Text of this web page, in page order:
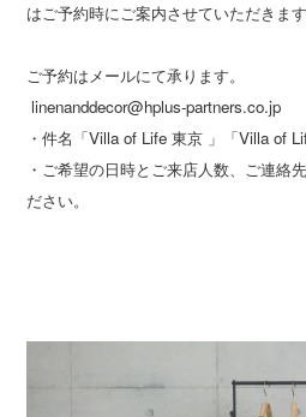
はご予約時にご案内させていただきます
ご予約はメールにて承ります。
linenanddecor@hplus-partners.co.jp
・件名「Villa of Life 東京 」「Villa of
・ご希望の日時とご来店人数、ご連絡
ださい。